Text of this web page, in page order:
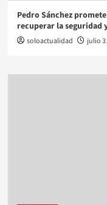
Pedro Sánchez
recuperar la seguridad
soloactualidad julio